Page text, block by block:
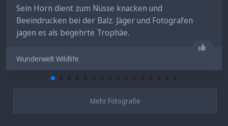
Sein Horn dient zum Nüsse knacken und
Beeindrucken bei der Balz. Jäger und Fotografen
jagen es als begehrte Trophäe.
Wunderwelt Wildlife
Mehr Fotografie